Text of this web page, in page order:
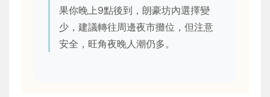
果你晚上9點後到，朗豪坊內選擇變
少，建議轉往周邊夜市攤位，但注意
安全，旺角夜晚人潮仍多。